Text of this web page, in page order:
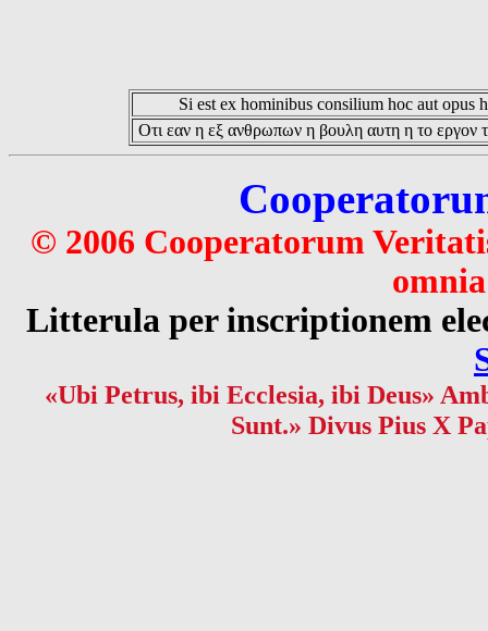
Si est ex hominibus consilium hoc aut opus
Οτι εαν η εξ ανθρωπων η βουλη αυτη η το εργον
© 2006 Cooperatorum
Litterula per inscriptionem
«Ubi Petrus, ibi Ecclesia, ibi Deus»
Sunt.» Divus Pius X